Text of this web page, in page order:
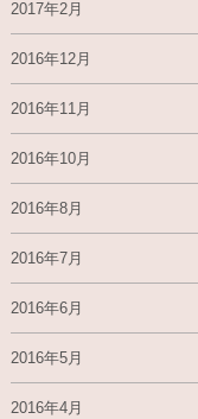
2017年2月
2016年12月
2016年11月
2016年10月
2016年8月
2016年7月
2016年6月
2016年5月
2016年4月